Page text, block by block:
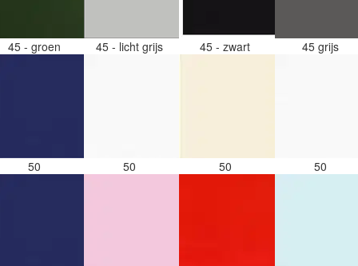
45 - groen 45 - licht grijs 45 - zwart 45 grijs
50 50 50 50